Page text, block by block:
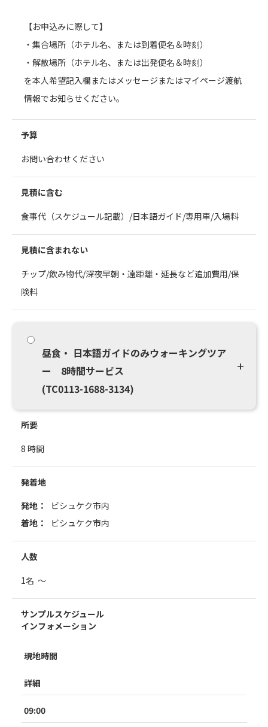
【お申込みに際して】
・集合場所（ホテル名、または到着便名＆時刻）
・解散場所（ホテル名、または出発便名＆時刻）
を本人希望記入欄またはメッセージまたはマイページ渡航
情報でお知らせください。
予算
お問い合わせください
見積に含む
食事代（スケジュール記載）/日本語ガイド/専用車/入場料
見積に含まれない
チップ/飲み物代/深夜早朝・遠距離・延長など追加費用/保
険料
昼食・ 日本語ガイドのみウォーキングツア
ー 8時間サービス
(TC0113-1688-3134)
所要
8 時間
発着地
発地：
ビシュケク市内
着地：
ビシュケク市内
人数
1名 ～
サンプルスケジュール
インフォメーション
現地時間
詳細
09:00